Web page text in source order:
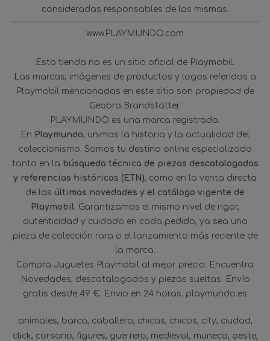
consideradas responsables de las mismas.
www.PLAYMUNDO.com
Esta tienda no es un sitio oficial de Playmobil.
Las marcas, imágenes de productos y logos referidos a
Playmobil mencionadas en este sitio son propiedad de
Geobra Brandstätter.
PLAYMUNDO es una marca registrada.
En Playmundo, unimos la historia y la actualidad del
coleccionismo. Somos tu destino online especializado
tanto en la búsqueda técnica de piezas descatalogadas
y referencias históricas (ETN), como en la venta directa
de las últimas novedades y el catálogo vigente de
Playmobil. Garantizamos el mismo nivel de rigor,
autenticidad y cuidado en cada pedido, ya sea una
pieza de colección rara o el lanzamiento más reciente de
la marca.
Compra Juguetes Playmobil al mejor precio. Encuentra
Novedades, descatalogados y piezas sueltas. Envío
gratis desde 49 €. Envio en 24 horas. playmundo.es
animales barco caballero chicas chicos city ciudad
click corsario figures guerrero medieval muneco oeste